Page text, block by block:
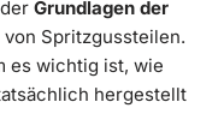
Grundlagen der
Spritzgussteilen.
es wichtig ist, wie
hergestellt